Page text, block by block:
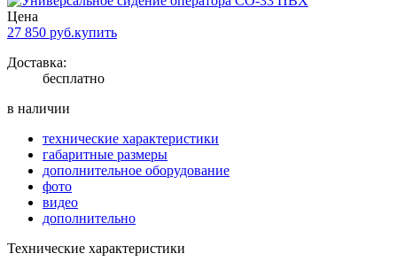
Цена
27 850 руб.купить
Доставка:
бесплатно
в наличии
технические характеристики
габаритные размеры
дополнительное оборудование
фото
видео
дополнительно
Технические характеристики